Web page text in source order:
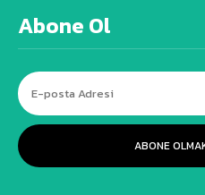
Abone Ol
ABONE